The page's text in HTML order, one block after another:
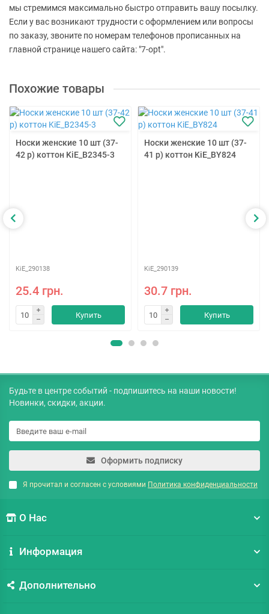
мы стремимся максимально быстро отправить вашу посылку.
Если у вас возникают трудности с оформлением или вопросы
по заказу, звоните по номерам телефонов прописанных на
главной странице нашего сайта: "7-opt".
Похожие товары
Носки женские 10 шт (37-
42 р) коттон KiE_B2345-3
KiE_290138
25.4 грн.
Купить
Носки женские 10 шт (37-
41 р) коттон KiE_BY824
KiE_290139
30.7 грн.
Купить
Будьте в центре событий - подпишитесь на наши новости!
Новинки, скидки, акции.
Оформить подписку
Я прочитал и согласен с условиями Политика конфиденциальности
О Нас
Информация
Дополнительно